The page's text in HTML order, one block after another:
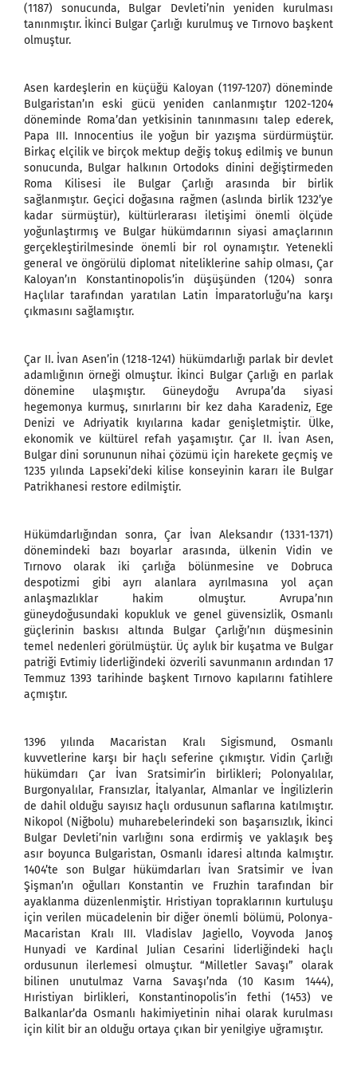
(1187) sonucunda, Bulgar Devleti’nin yeniden kurulması
tanınmıştır. İkinci Bulgar Çarlığı kurulmuş ve Tırnovo başkent
olmuştur.
Asen kardeşlerin en küçüğü Kaloyan (1197-1207) döneminde
Bulgaristan’ın eski gücü yeniden canlanmıştır 1202-1204
döneminde Roma’dan yetkisinin tanınmasını talep ederek,
Papa III. Innocentius ile yoğun bir yazışma sürdürmüştür.
Birkaç elçilik ve birçok mektup değiş tokuş edilmiş ve bunun
sonucunda, Bulgar halkının Ortodoks dinini değiştirmeden
Roma Kilisesi ile Bulgar Çarlığı arasında bir birlik
sağlanmıştır. Geçici doğasına rağmen (aslında birlik 1232’ye
kadar sürmüştür), kültürlerarası iletişimi önemli ölçüde
yoğunlaştırmış ve Bulgar hükümdarının siyasi amaçlarının
gerçekleştirilmesinde önemli bir rol oynamıştır. Yetenekli
general ve öngörülü diplomat niteliklerine sahip olması, Çar
Kaloyan’ın Konstantinopolis’in düşüşünden (1204) sonra
Haçlılar tarafından yaratılan Latin İmparatorluğu’na karşı
çıkmasını sağlamıştır.
Çar II. İvan Asen’in (1218-1241) hükümdarlığı parlak bir devlet
adamlığının örneği olmuştur. İkinci Bulgar Çarlığı en parlak
dönemine ulaşmıştır. Güneydoğu Avrupa’da siyasi
hegemonya kurmuş, sınırlarını bir kez daha Karadeniz, Ege
Denizi ve Adriyatik kıyılarına kadar genişletmiştir. Ülke,
ekonomik ve kültürel refah yaşamıştır. Çar II. İvan Asen,
Bulgar dini sorununun nihai çözümü için harekete geçmiş ve
1235 yılında Lapseki’deki kilise konseyinin kararı ile Bulgar
Patrikhanesi restore edilmiştir.
Hükümdarlığından sonra, Çar İvan Aleksandır (1331-1371)
dönemindeki bazı boyarlar arasında, ülkenin Vidin ve
Tırnovo olarak iki çarlığa bölünmesine ve Dobruca
despotizmi gibi ayrı alanlara ayrılmasına yol açan
anlaşmazlıklar hakim olmuştur. Avrupa’nın
güneydoğusundaki kopukluk ve genel güvensizlik, Osmanlı
güçlerinin baskısı altında Bulgar Çarlığı’nın düşmesinin
temel nedenleri görülmüştür. Üç aylık bir kuşatma ve Bulgar
patriği Evtimiy liderliğindeki özverili savunmanın ardından 17
Temmuz 1393 tarihinde başkent Tırnovo kapılarını fatihlere
açmıştır.
1396 yılında Macaristan Kralı Sigismund, Osmanlı
kuvvetlerine karşı bir haçlı seferine çıkmıştır. Vidin Çarlığı
hükümdarı Çar İvan Sratsimir’in birlikleri; Polonyalılar,
Burgonyalılar, Fransızlar, İtalyanlar, Almanlar ve İngilizlerin
de dahil olduğu sayısız haçlı ordusunun saflarına katılmıştır.
Nikopol (Niğbolu) muharebelerindeki son başarısızlık, İkinci
Bulgar Devleti’nin varlığını sona erdirmiş ve yaklaşık beş
asır boyunca Bulgaristan, Osmanlı idaresi altında kalmıştır.
1404’te son Bulgar hükümdarları İvan Sratsimir ve İvan
Şişman’ın oğulları Konstantin ve Fruzhin tarafından bir
ayaklanma düzenlenmiştir. Hristiyan topraklarının kurtuluşu
için verilen mücadelenin bir diğer önemli bölümü, Polonya-
Macaristan Kralı III. Vladislav Jagiello, Voyvoda Janoş
Hunyadi ve Kardinal Julian Cesarini liderliğindeki haçlı
ordusunun ilerlemesi olmuştur. “Milletler Savaşı” olarak
bilinen unutulmaz Varna Savaşı’nda (10 Kasım 1444),
Hıristiyan birlikleri, Konstantinopolis’in fethi (1453) ve
Balkanlar’da Osmanlı hakimiyetinin nihai olarak kurulması
için kilit bir an olduğu ortaya çıkan bir yenilgiye uğramıştır.